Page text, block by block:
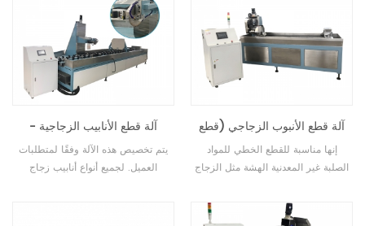
آلة قطع الأنابيب الزجاجية -
للأنبوب الكبير
يتم تخصيص هذه الآلة وفقًا لمتطلبات
العميل. لجميع أنواع أنابيب زجاج
آلة قطع الأنبوب الزجاجي (قطع
المنشار)
إنها مناسبة للقطع الخطي للمواد
الصلبة غير المعدنية الهشة مثل الزجاج
الكوارتز، وما إلى ذلك. تتميز شفرة
المنشار بسرعة تشغيل قابلة للتعديل،